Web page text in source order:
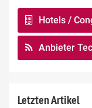
Hotels /
Anbieter
Letzten Artikel